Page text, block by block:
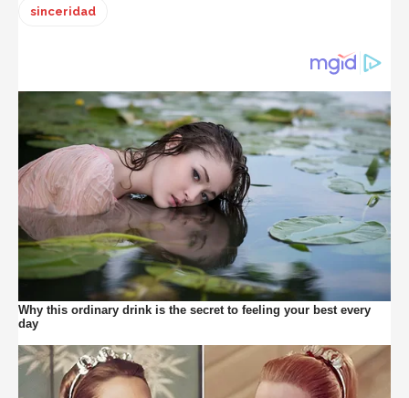
sinceridad